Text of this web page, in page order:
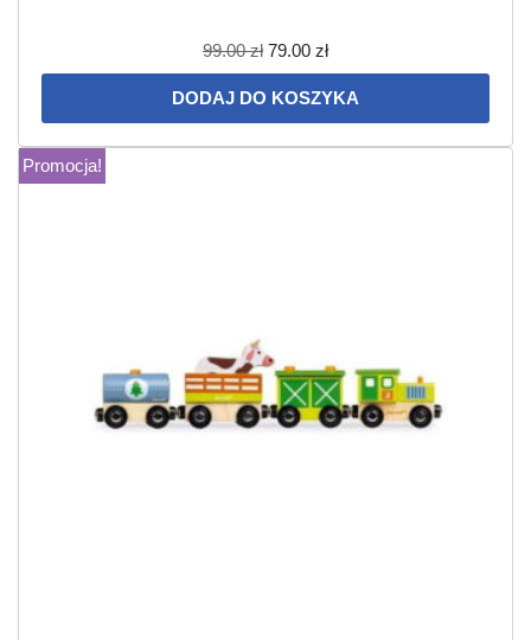
99.00zł 79.00 zł
DODAJ DO KOSZYKA
Promocja!